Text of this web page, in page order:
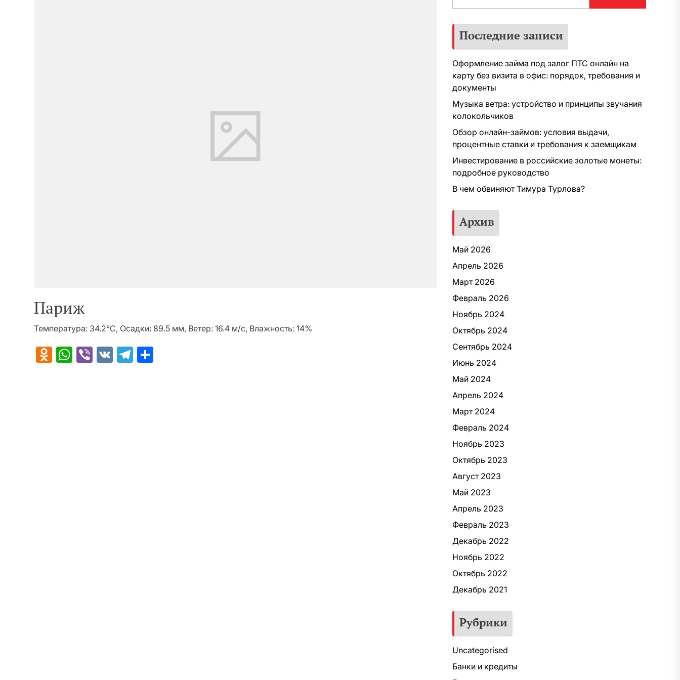
Париж
Температура: 34.2°C, Осадки: 89.5 мм, Ветер: 16.4 м/с, Влажность: 14%
Odnoklassniki
WhatsApp
Viber
VK Telegram
Последние записи
Оформление займа под залог ПТС онлайн на
карту без визита в офис: порядок, требования и
документы
Музыка ветра: устройство и принципы звучания
колокольчиков
Обзор онлайн-займов: условия выдачи,
процентные ставки и требования к заемщикам
Инвестирование в российские золотые монеты:
подробное руководство
В чем обвиняют Тимура Турлова?
Архив
Май 2026
Апрель 2026
Март 2026
Февраль 2026
Ноябрь 2024
Октябрь 2024
Сентябрь 2024
Июнь 2024
Май 2024
Апрель 2024
Март 2024
Февраль 2024
Ноябрь 2023
Октябрь 2023
Август 2023
Май 2023
Апрель 2023
Февраль 2023
Декабрь 2022
Ноябрь 2022
Октябрь 2022
Декабрь 2021
Рубрики
Uncategorised
Банки и кредиты